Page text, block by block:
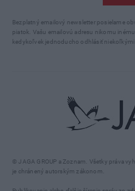
© JAGA GROUP a Zoznam. Všetky práva
je chránený autorským zákonom.
Bezplatný emailový newsletter posielame
piatok. Vašu emailovú adresu nikomu
kedykoľvek jednoducho odhlásiť